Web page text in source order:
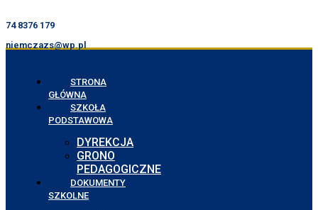
74 8376 179
niemczazs@wp.pl
STRONA
GŁÓWNA
SZKOŁA
PODSTAWOWA
DYREKCJA
GRONO
PEDAGOGICZNE
DOKUMENTY
SZKOLNE